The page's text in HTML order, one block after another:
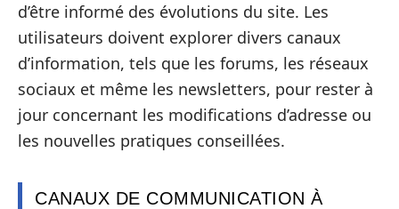
d’être informé des évolutions du site. Les
utilisateurs doivent explorer divers canaux
d’information, tels que les forums, les réseaux
sociaux et même les newsletters, pour rester à
jour concernant les modifications d’adresse ou
les nouvelles pratiques conseillées.
CANAUX DE COMMUNICATION À